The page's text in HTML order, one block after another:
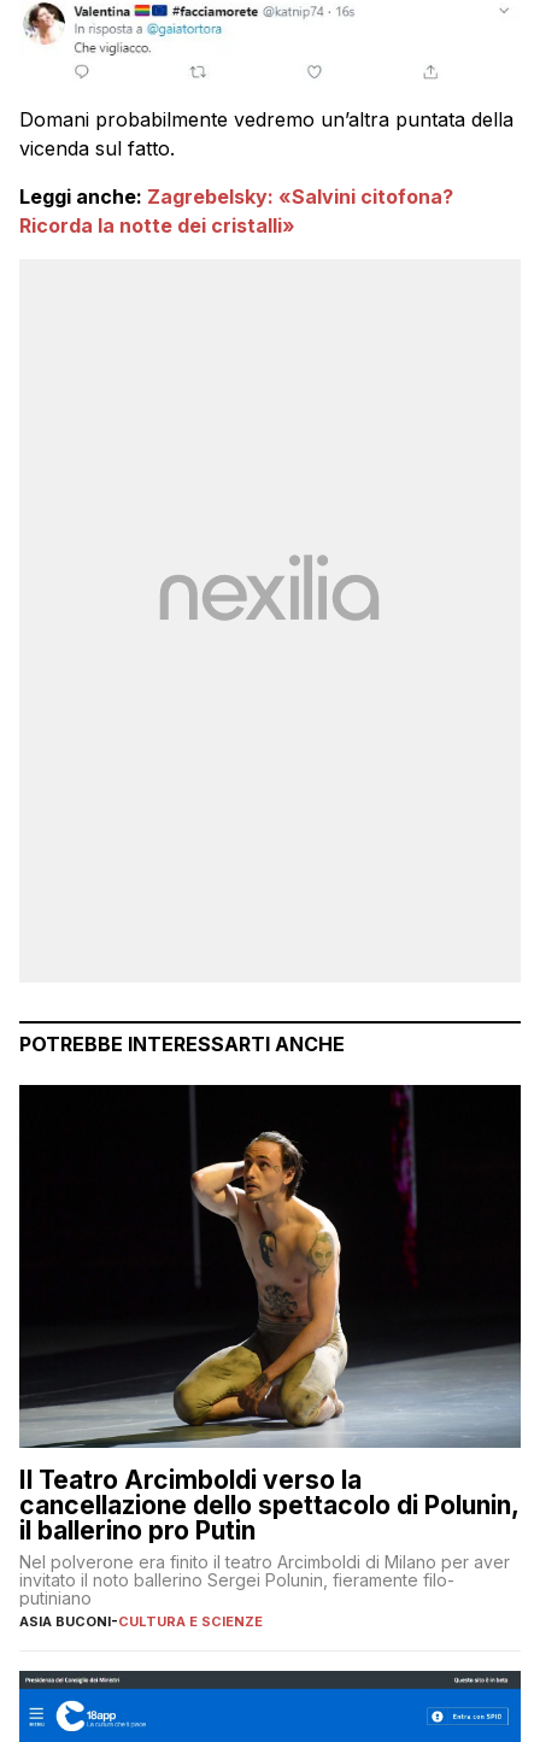
Domani probabilmente vedremo un’altra puntata della
vicenda sul fatto.
Leggi anche: Zagrebelsky: «Salvini citofona?
Ricorda la notte dei cristalli»
POTREBBE INTERESSARTI ANCHE
Il Teatro Arcimboldi verso la
cancellazione dello spettacolo di Polunin,
il ballerino pro Putin
Nel polverone era finito il teatro Arcimboldi di Milano per aver
invitato il noto ballerino Sergei Polunin, fieramente filo-
putiniano
ASIA BUCONI-CULTURA E SCIENZE